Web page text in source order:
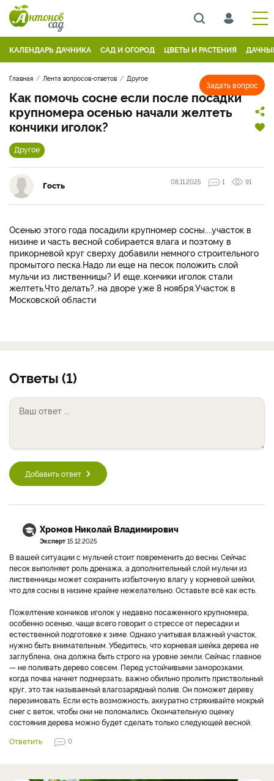
КАЛЕНДАРЬ ДАЧНИКА САД И ОГОРОД ЦВЕТЫ И РАСТЕНИЯ
Задать вопрос
Главная Лента вопросов-ответов Другое
Как помочь сосне если после посадки
крупномера осенью начали желтеть
кончики иголок?
Другое
Гость 08.11.2025 1 91
Осенью этого года посадили крупномер сосны....участок в
низине и часть весной собирается влага и поэтому в
прикорневой круг сверху добавили немного строительного
промытого песка.Надо ли еще на песок положить слой
мульчи из лиственницы? И еще..кончики иголок стали
желтеть.Что делать?..на дворе уже 8 ноября.Участок в
Московской области
Ответы (1)
Добавить ответ
Хромов Николай Владимирович
Эксперт 15.12.2025
В вашей ситуации с мульчей стоит повременить до весны. Сейчас
песок выполняет роль дренажа, а дополнительный слой мульчи из
лиственницы может сохранить избыточную влагу у корневой шейки,
что для сосны в низине крайне нежелательно. Оставьте всё как есть.
Пожелтение кончиков иголок у недавно посаженного крупномера,
особенно осенью, чаще всего говорит о стрессе от пересадки и
естественной подготовке к зиме. Однако учитывая влажный участок,
нужно быть внимательным. Убедитесь, что корневая шейка дерева не
заглублена, она должна быть строго на уровне земли. Сейчас главное
— не поливать дерево совсем. Перед устойчивыми заморозками,
когда почва начнет подмерзать, важно обильно пролить приствольный
круг, это так называемый влагозарядный полив. Он поможет дереву
перезимовать. Если есть возможность, аккуратно стряхивайте мокрый
снег с веток, чтобы они не поломались. Окончательную оценку
состояния дерева можно будет сделать только следующей весной.
Ответить
0